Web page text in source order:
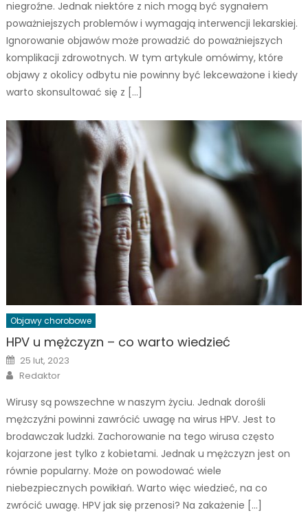
niegroźne. Jednak niektóre z nich mogą być sygnałem
poważniejszych problemów i wymagają interwencji lekarskiej.
Ignorowanie objawów może prowadzić do poważniejszych
komplikacji zdrowotnych. W tym artykule omówimy, które
objawy z okolicy odbytu nie powinny być lekceważone i kiedy
warto skonsultować się z […]
Objawy chorobowe
HPV u mężczyzn – co warto wiedzieć
Posted
on
25 lut, 2023
Author
Redaktor
Wirusy są powszechne w naszym życiu. Jednak dorośli
mężczyźni powinni zawrócić uwagę na wirus HPV. Jest to
brodawczak ludzki. Zachorowanie na tego wirusa często
kojarzone jest tylko z kobietami. Jednak u mężczyzn jest on
równie popularny. Może on powodować wiele
niebezpiecznych powikłań. Warto więc wiedzieć, na co
zwrócić uwagę. HPV jak się przenosi? Na zakażenie […]